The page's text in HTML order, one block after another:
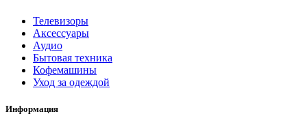
Телевизоры
Аксессуары
Аудио
Бытовая техника
Кофемашины
Уход за одеждой
Информация